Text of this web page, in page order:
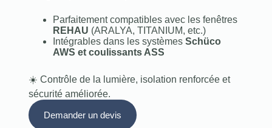
Parfaitement compatibles avec les fenêtres
REHAU (ARALYA, TITANIUM, etc.)
Intégrables dans les systèmes Schüco
AWS et coulissants ASS
☀️ Contrôle de la lumière, isolation renforcée et
sécurité améliorée.
Demander un devis